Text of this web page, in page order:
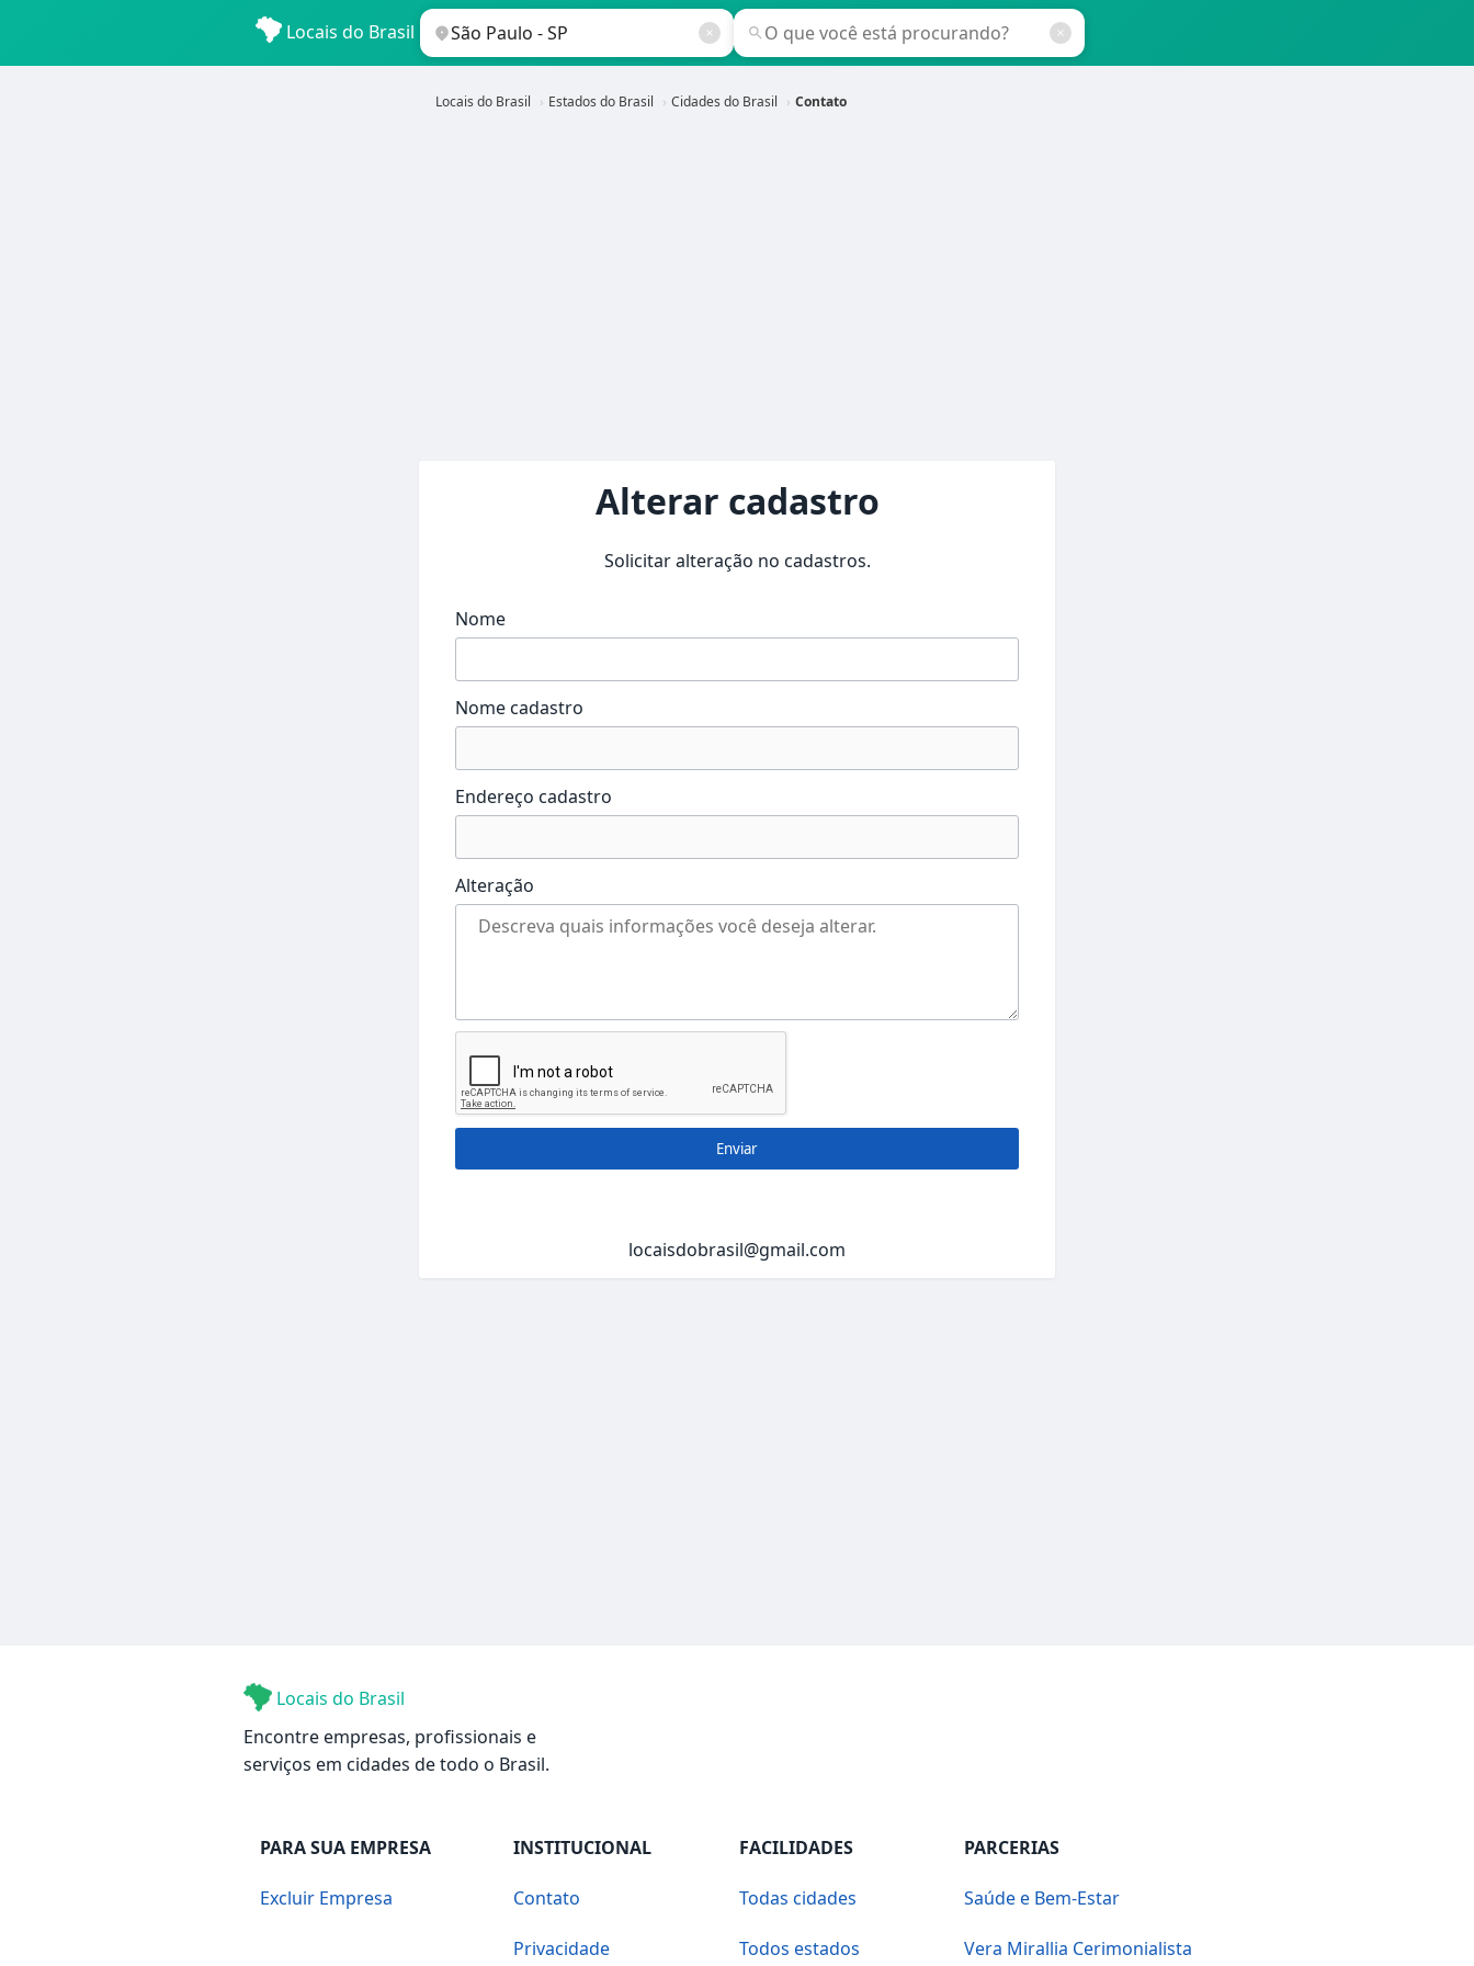
Locais do Brasil
Locais do Brasil Estados do Brasil Cidades do Brasil Contato
Alterar cadastro
Solicitar alteração no cadastros.
Nome
Nome cadastro
Endereço cadastro
Alteração
Enviar
locaisdobrasil@gmail.com
Locais do Brasil
Encontre empresas, profissionais e
serviços em cidades de todo o Brasil.
PARA SUA EMPRESA
Excluir Empresa
INSTITUCIONAL
Contato
Privacidade
FACILIDADES
Todas cidades
Todos estados
PARCERIAS
Saúde e Bem-Estar
Vera Mirallia Cerimonialista